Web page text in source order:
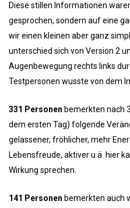
Diese stillen Informationen
gesprochen, sondern auf eine
wir einen kleinen aber ganz
unterschied sich von Version 2
Augenbewegung rechts links
Testpersonen wusste von dem
331 Personen bemerkten nach
dem ersten Tag) folgende
gelassener, fröhlicher, mehr
Lebensfreude, aktiver u.ä. hier
Wirkung sprechen.
141 Personen bemerkten auch